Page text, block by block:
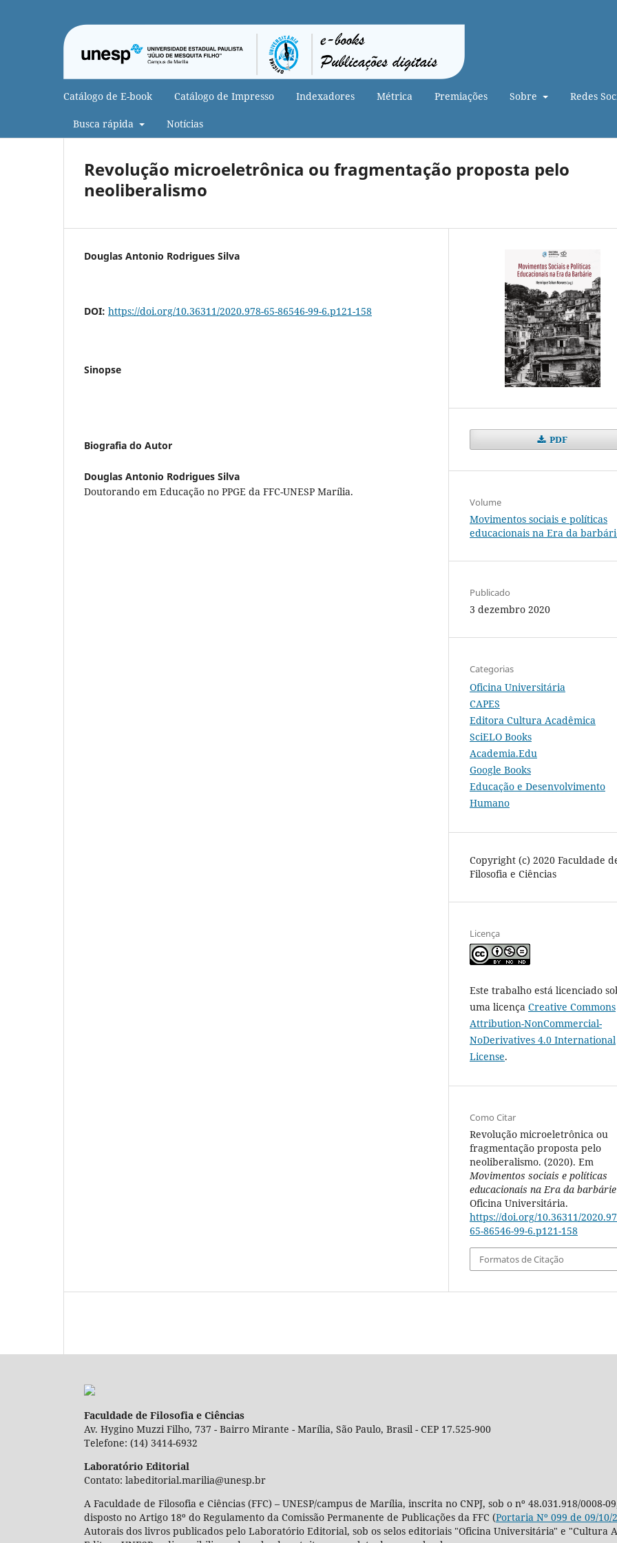
Catálogo de E-book Catálogo de Impresso Indexadores Métrica Premiações Sobre Redes
Busca rápida Notícias
Revolução microeletrônica ou fragmentação proposta pelo
neoliberalismo
Douglas Antonio Rodrigues Silva
DOI: https://doi.org/10.36311/2020.978-65-86546-99-6.p121-158
Sinopse
Biografia do Autor
Douglas Antonio Rodrigues Silva
Doutorando em Educação no PPGE da FFC-UNESP Marília.
PDF
Volume
Movimentos sociais e políticas
educacionais na Era da
Publicado
3 dezembro 2020
Categorias
Oficina Universitária
CAPES
Editora Cultura Acadêmica
SciELO Books
Academia.Edu
Google Books
Educação e Desenvolvimento
Humano
Copyright (c) 2020 Faculdade
Filosofia e Ciências
Licença
Este trabalho está licenciado
uma licença Creative Commons
Attribution-NonCommercial-
NoDerivatives 4.0 International
License.
Como Citar
Revolução microeletrônica ou
fragmentação proposta pelo
neoliberalismo. (2020). Em
Movimentos sociais e políticas
educacionais na Era da barbárie
Oficina Universitária.
https://doi.org/10.36311/
65-86546-99-6.p121-158
Formatos de Citação
Faculdade de Filosofia e Ciências
Av. Hygino Muzzi Filho, 737 - Bairro Mirante - Marília, São Paulo, Brasil - CEP 17.525-900
Telefone: (14) 3414-6932
Laboratório Editorial
Contato: labeditorial.marilia@unesp.br
A Faculdade de Filosofia e Ciências (FFC) – UNESP/campus de Marília, inscrita no CNPJ, sob o nº 48.031.918/0008-
disposto no Artigo 18º do Regulamento da Comissão Permanente de Publicações da FFC (Portaria Nº 099 de 09/10/
Autorais dos livros publicados pelo Laboratório Editorial, sob os selos editoriais "Oficina Universitária" e "Cultura